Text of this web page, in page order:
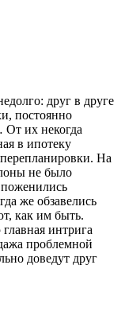
друг в друге
постоянно
От их некогда
в ипотеку
На
не было
же обзавелись
как им быть.
интрига
проблемной
доведут друг